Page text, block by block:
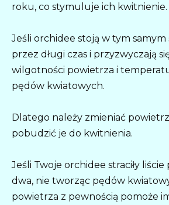
roku, co stymuluje ich kwitnienie.
Jeśli orchidee stoją w tym
przez długi czas i przyzwyczają
wilgotności powietrza i
pędów kwiatowych.
Dlatego należy zmieniać
pobudzić je do kwitnienia.
Jeśli Twoje orchidee straciły
dwa, nie tworząc pędów
powietrza z pewnością pomoże